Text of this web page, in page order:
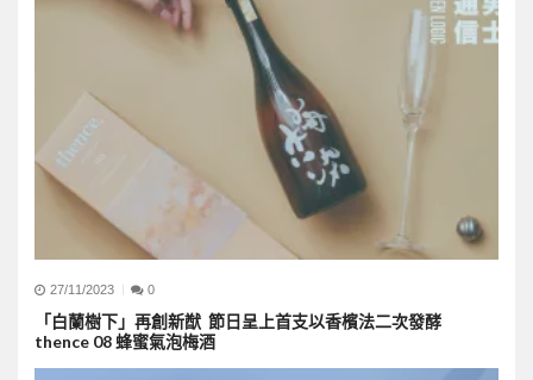
27/11/2023 0
「白蘭樹下」再創新猷 節日呈上首支以香檳法二次發酵
thence 08 蜂蜜氣泡梅酒